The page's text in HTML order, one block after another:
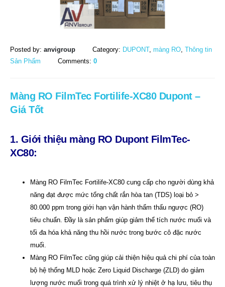
Posted by: anvigroup Category: DUPONT, màng RO Thông tin
Sản Phẩm
Comments: 0
Màng RO FilmTec Fortilife-XC80 Dupont –
Giá Tốt
1. Giới thiệu màng RO Dupont FilmTec-
XC80:
Màng RO FilmTec Fortilife-XC80 cung cấp cho người dùng khả
năng đạt được mức tổng chất rắn hòa tan (TDS) loại bỏ >
80.000 ppm trong giới hạn vận hành thẩm thấu ngược (RO)
tiêu chuẩn. Đầy là sản phẩm giúp giảm thể tích nước muối và
tối đa hóa khả năng thu hồi nước trong bước cô đặc nước
muối.
Màng RO FilmTec cũng giúp cải thiện hiệu quả chi phí của toàn
bộ hệ thống MLD hoặc Zero Liquid Discharge (ZLD) do giảm
lượng nước muối trong quá trình xử lý nhiệt ở hạ lưu, tiêu thụ